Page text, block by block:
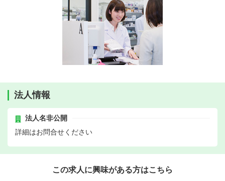
法人情報
法人名非公開
詳細はお問合せください
この求人に興味がある方はこちら